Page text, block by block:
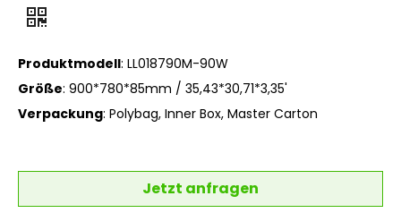
Produktmodell: LL018790M-90W
Größe: 900*780*85mm / 35,43*30,71*3,35'
Verpackung: Polybag, Inner Box, Master Carton
Jetzt anfragen